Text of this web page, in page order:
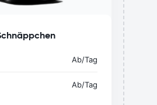
Ab/Tag
Ab/Tag